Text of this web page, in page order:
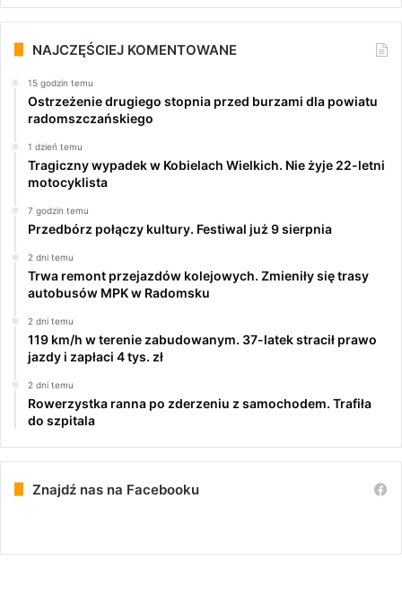
NAJCZĘŚCIEJ KOMENTOWANE
15 godzin temu
Ostrzeżenie drugiego stopnia przed burzami dla powiatu
radomszczańskiego
1 dzień temu
Tragiczny wypadek w Kobielach Wielkich. Nie żyje 22-letni
motocyklista
7 godzin temu
Przedbórz połączy kultury. Festiwal już 9 sierpnia
2 dni temu
Trwa remont przejazdów kolejowych. Zmieniły się trasy
autobusów MPK w Radomsku
2 dni temu
119 km/h w terenie zabudowanym. 37-latek stracił prawo
jazdy i zapłaci 4 tys. zł
2 dni temu
Rowerzystka ranna po zderzeniu z samochodem. Trafiła
do szpitala
Znajdź nas na Facebooku